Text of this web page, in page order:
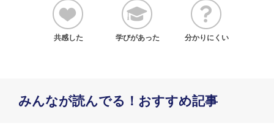
共感した 学びがあった 分かりにくい
みんなが読んでる！おすすめ記事